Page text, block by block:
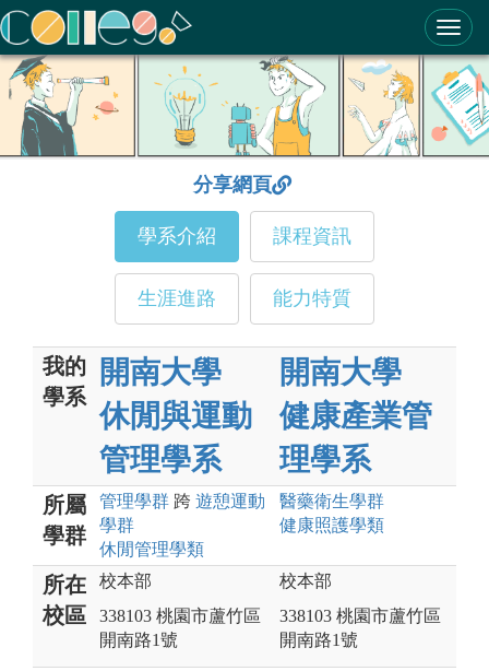
ColleGo! 大學選才與高中育才輔助系統
分享網頁
學系介紹 課程資訊
生涯進路 能力特質
我的
學系
開南大學
休閒與運動
管理學系
開南大學
健康產業管
理學系
所屬
學群
管理學群 跨 遊憩運動
學群
休閒管理學類
醫藥衛生學群
健康照護學類
所在
校區
校本部
338103 桃園市蘆竹區
開南路1號
校本部
338103 桃園市蘆竹區
開南路1號